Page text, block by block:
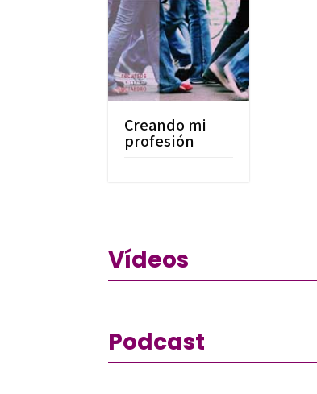
Creando mi
profesión
Vídeos
Podcast